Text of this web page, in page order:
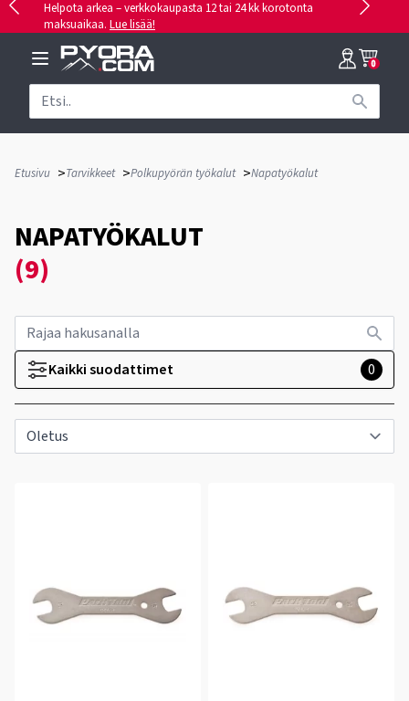
Helpota arkea – verkkokaupasta 12 tai 24 kk korotonta
maksuaikaa. Lue lisää!
0
Etusivu >Tarvikkeet >Polkupyörän työkalut >Napatyökalut
NAPATYÖKALUT
(9)
Kaikki suodattimet 0